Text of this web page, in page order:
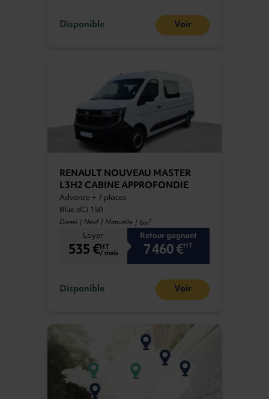
Disponible Voir
RENAULT NOUVEAU MASTER
L3H2 CABINE APPROFONDIE
Advance + 7 places
Blue dCi 150
Diesel | Neuf | Manuelle | 6m3
Loyer
535 €HT
/ mois
Retour gagnant
7 460 €HT
Disponible Voir